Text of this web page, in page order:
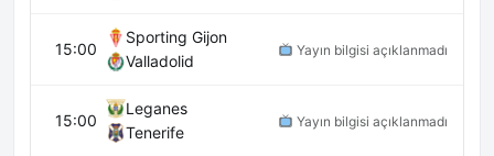
15:00
Sporting Gijon
Valladolid
Yayın bilgisi açıklanmadı
15:00
Leganes
Tenerife
Yayın bilgisi açıklanmadı